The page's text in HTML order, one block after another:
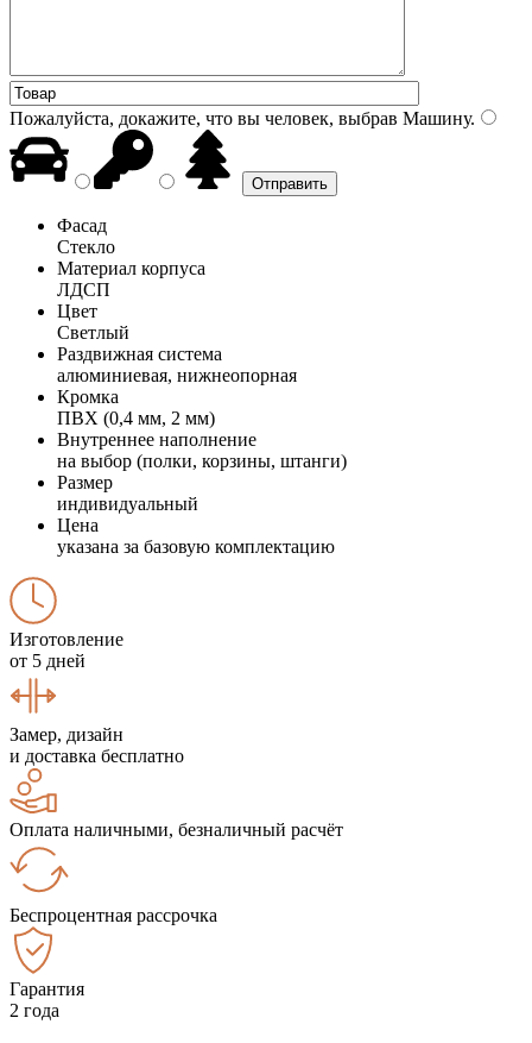
Пожалуйста, докажите, что вы человек, выбрав Машину.
Фасад
Стекло
Материал корпуса
ЛДСП
Цвет
Светлый
Раздвижная система
алюминиевая, нижнеопорная
Кромка
ПВХ (0,4 мм, 2 мм)
Внутреннее наполнение
на выбор (полки, корзины, штанги)
Размер
индивидуальный
Цена
указана за базовую комплектацию
Изготовление
от 5 дней
Замер, дизайн
и доставка бесплатно
Оплата наличными, безналичный расчёт
Беспроцентная рассрочка
Гарантия
2 года